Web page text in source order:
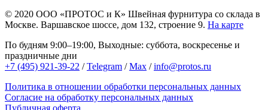
© 2020 ООО «ПРОТОС и К» Швейная фурнитура со склада в
Москве. Варшавское шоссе, дом 132, строение 9. На карте
По будням 9:00–19:00, Выходные: суббота, воскресенье и
праздничные дни
+7 (495) 921-39-22 /Telegram /Max /info@protos.ru
Политика в отношении обработки персональных данных
Согласие на обработку персональных данных
Публичная оферта